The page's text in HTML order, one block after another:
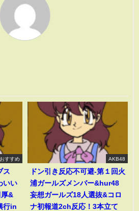
おすすめ
ス
いい
厚&
行in
AKB48
ドン引き反応不可避-第１回火
浦ガールズメンバー&hur48
妄想ガールズ18人選抜&コロ
ナ初報道2ch反応！3本立て